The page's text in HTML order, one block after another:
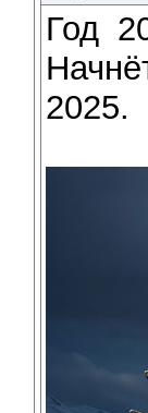
Год
2025.